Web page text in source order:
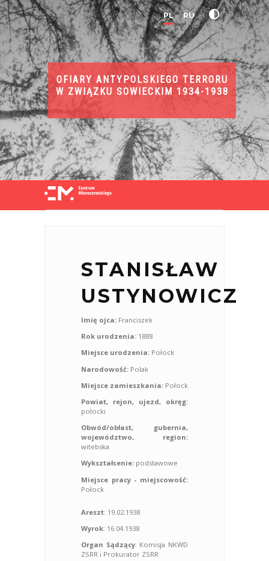
PL RU
OFIARY ANTYPOLSKIEGO TERRORU
W ZWIĄZKU SOWIECKIM 1934-1938
STANISŁAW
USTYNOWICZ
Imię ojca: Franciszek
Rok urodzenia: 1888
Miejsce urodzenia: Połock
Narodowość: Polak
Miejsce zamieszkania: Połock
Powiat, rejon, ujezd, okręg:
połocki
Obwód/obłast, gubernia,
województwo, region:
witebska
Wykształcenie: podstawowe
Miejsce pracy - miejscowość:
Połock
Areszt: 19.02.1938
Wyrok: 16.04.1938
Organ Sądzący: Komisja NKWD
ZSRR i Prokurator ZSRR